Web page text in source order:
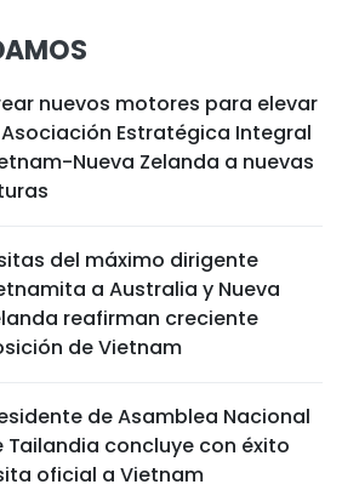
nuevos motores para elevar
Estratégica Integral
Nueva Zelanda a nuevas
del máximo dirigente
a Australia y Nueva
reafirman creciente
de Vietnam
de Asamblea Nacional
Tailandia concluye con éxito
oficial a Vietnam